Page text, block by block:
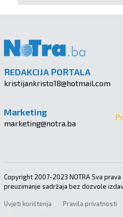
REDAKCIJA PORTALA
kristijankristo18@hotmail.com
Marketing
marketing@notra.ba
Copyright 2007-2023 NOTRA Sva
preuzimanje sadržaja bez dozvole
Uvjeti korištenja Pravila privatnosti